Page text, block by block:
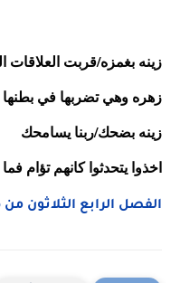
زينه بغمزه/قربت العلاقات
زهره وهي تضربها في
زينه بضحك/ربنا يسامحك
اخذوا يتحدثوا كانهم تؤام
الفصل الرابع الثلاثون من